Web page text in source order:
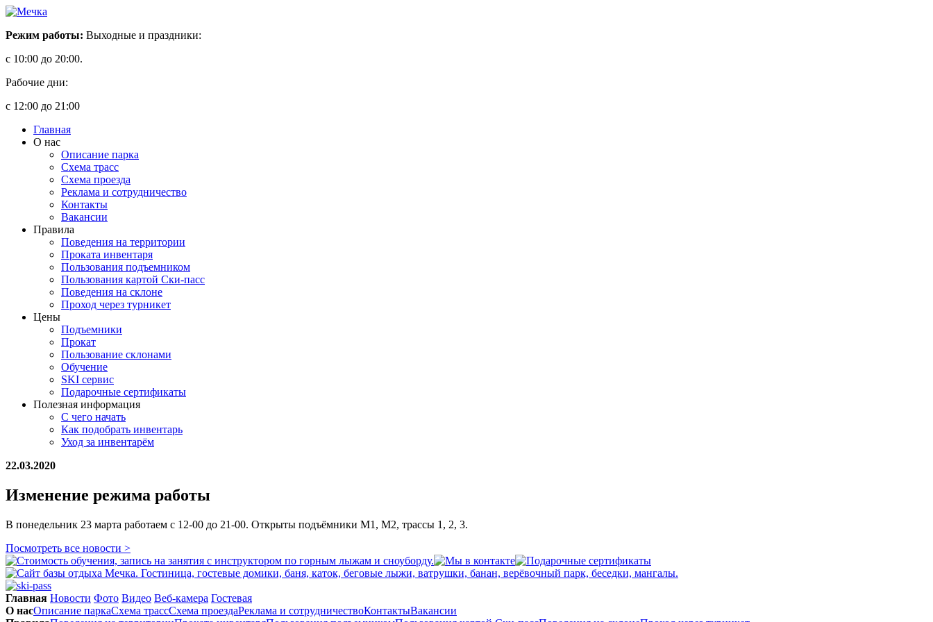
Режим работы: Выходные и праздники:
с 10:00 до 20:00.
Рабочие дни:
с 12:00 до 21:00
Главная
О нас
Описание парка
Схема трасс
Схема проезда
Реклама и сотрудничество
Контакты
Вакансии
Правила
Поведения на территории
Проката инвентаря
Пользования подъемником
Пользования картой Ски-пасс
Поведения на склоне
Проход через турникет
Цены
Подъемники
Прокат
Пользование склонами
Обучение
SKI сервис
Подарочные сертификаты
Полезная информация
С чего начать
Как подобрать инвентарь
Уход за инвентарём
22.03.2020
Изменение режима работы
В понедельник 23 марта работаем с 12-00 до 21-00. Открыты подъёмники М1, М2, трассы 1, 2, 3.
Посмотреть все новости >
Главная Новости Фото Видео Веб-камера Гостевая
О насОписание паркаСхема трассСхема проездаРеклама и сотрудничествоКонтактыВакансии